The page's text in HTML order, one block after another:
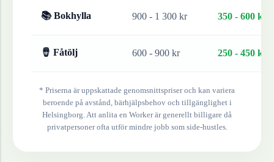
📚 Bokhylla 900 - 1 300 kr 350 - 600 kr
🪘 Fåtölj 600 - 900 kr 250 - 450 kr
* Priserna är uppskattade genomsnittspriser och kan variera
beroende på avstånd, bärhjälpsbehov och tillgänglighet i
Helsingborg. Att anlita en Worker är generellt billigare då
privatpersoner ofta utför mindre jobb som side-hustles.